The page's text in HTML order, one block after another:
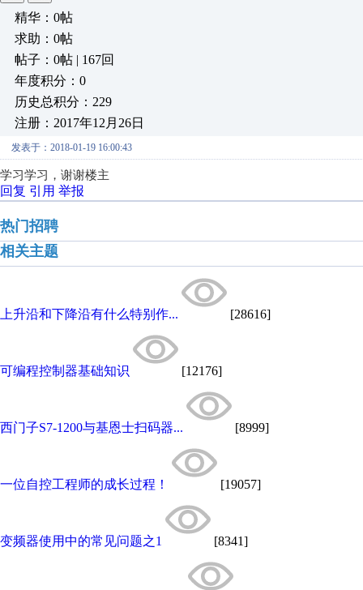
精华：0帖
求助：0帖
帖子：0帖 | 167回
年度积分：0
历史总积分：229
注册：2017年12月26日
发表于：2018-01-19 16:00:43
学习学习，谢谢楼主
回复 引用 举报
热门招聘
相关主题
上升沿和下降沿有什么特别作... [28616]
可编程控制器基础知识 [12176]
西门子S7-1200与基恩士扫码器... [8999]
一位自控工程师的成长过程！ [19057]
变频器使用中的常见问题之1 [8341]